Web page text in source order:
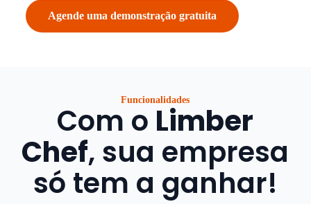
Agende uma demonstração gratuita
Funcionalidades
Com o Limber
Chef, sua empresa
só tem a ganhar!